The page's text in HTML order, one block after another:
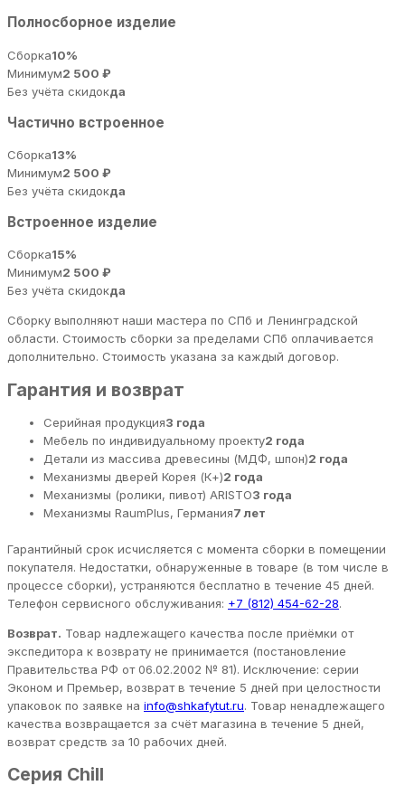
Полносборное изделие
Сборка10%
Минимум2 500 ₽
Без учёта скидокда
Частично встроенное
Сборка13%
Минимум2 500 ₽
Без учёта скидокда
Встроенное изделие
Сборка15%
Минимум2 500 ₽
Без учёта скидокда
Сборку выполняют наши мастера по СПб и Ленинградской
области. Стоимость сборки за пределами СПб оплачивается
дополнительно. Стоимость указана за каждый договор.
Гарантия и возврат
Серийная продукция3 года
Мебель по индивидуальному проекту2 года
Детали из массива древесины (МДФ, шпон)2 года
Механизмы дверей Корея (К+)2 года
Механизмы (ролики, пивот) ARISTO3 года
Механизмы RaumPlus, Германия7 лет
Гарантийный срок исчисляется с момента сборки в помещении
покупателя. Недостатки, обнаруженные в товаре (в том числе в
процессе сборки), устраняются бесплатно в течение 45 дней.
Телефон сервисного обслуживания: +7 (812) 454-62-28.
Возврат. Товар надлежащего качества после приёмки от
экспедитора к возврату не принимается (постановление
Правительства РФ от 06.02.2002 № 81). Исключение: серии
Эконом и Премьер, возврат в течение 5 дней при целостности
упаковок по заявке на info@shkafytut.ru. Товар ненадлежащего
качества возвращается за счёт магазина в течение 5 дней,
возврат средств за 10 рабочих дней.
Серия Chill